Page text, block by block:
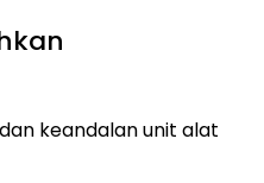
keandalan unit alat